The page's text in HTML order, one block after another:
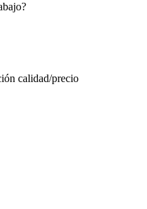
calidad/precio